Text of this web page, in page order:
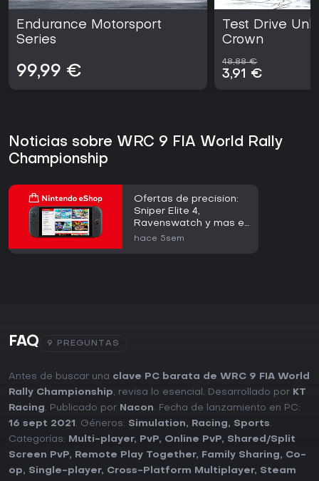
Endurance Motorsport
Series
99,99 €
Test Drive
Crown
48,88 €
3,91 €
Noticias sobre WRC 9 FIA World Rally
Championship
Ofertas de precision:
Sniper Elite 4,
Ravenswatch y mas en
las rebajas de la eShop
hace 5sem
FAQ 9 PREGUNTAS
Antes de buscar una clave PC barata de WRC 9 FIA World
Rally Championship, revisa lo esencial. Desarrollado por KT
Racing. Publicado por Nacon. Fecha de lanzamiento en PC:
16 sept 2021 . Géneros: Simulation, Racing, Sports.
Categorías:
Multi-player, PvP, Online PvP, Shared/Split
Screen PvP, Remote Play Together, Family Sharing, Co-
op, Single-player, Cross-Platform Multiplayer, Steam